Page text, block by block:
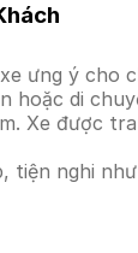
ưng ý cho
di
Xe được
tiện nghi